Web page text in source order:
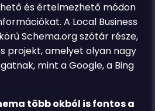
és értelmezhető módon
A Local Business
Schema.org szótár része,
projekt, amelyet olyan nagy
mint a Google, a Bing
több okból is fontos a